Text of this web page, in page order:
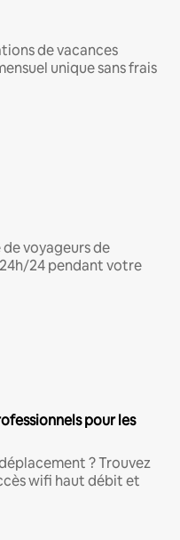
de vacances
unique sans frais
voyageurs de
24 pendant votre
pour les
? Trouvez
wifi haut débit et